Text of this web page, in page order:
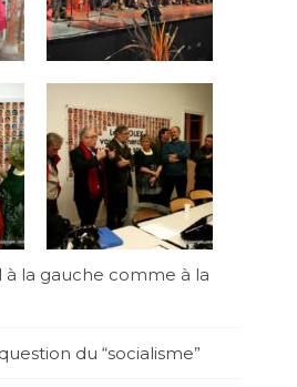
à la gauche comme à la
du “socialisme”